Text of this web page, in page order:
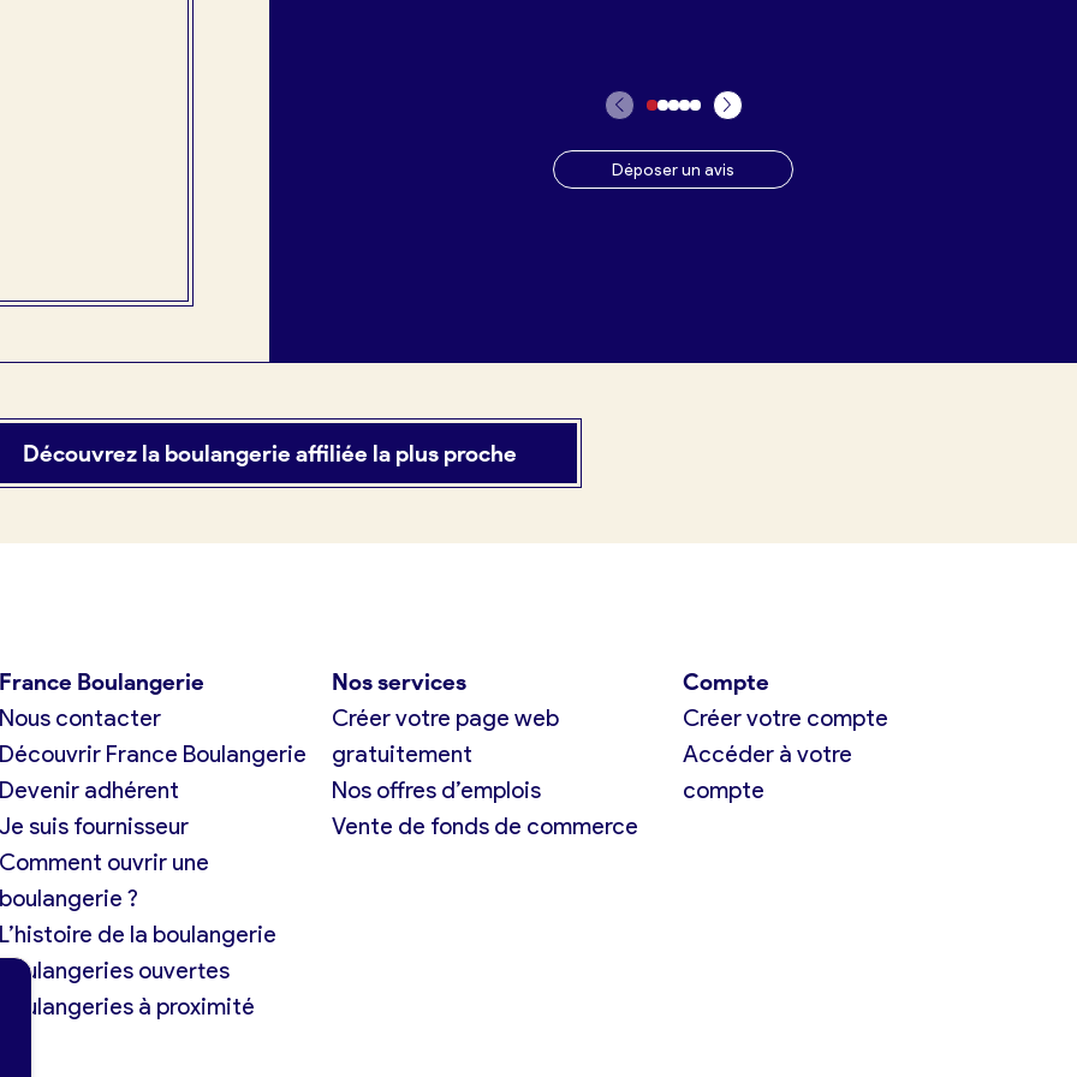
Déposer un avis
Découvrez la boulangerie affiliée la plus proche
France Boulangerie
contacter
Découvrir France Boulangerie
Devenir adhérent
Je suis fournisseur
Comment ouvrir une
boulangerie ?
L’histoire de la boulangerie
Boulangeries ouvertes
Boulangeries à proximité
Nos services
Créer votre page web
gratuitement
Nos offres d’emplois
Vente de fonds de commerce
Compte
Créer votre compte
Accéder à votre
compte